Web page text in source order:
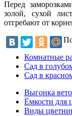
Перед
золой, сухой
отгребают от
Комнатные
Сад в
Сад в
Выгонка
Ёмкости для
Виды